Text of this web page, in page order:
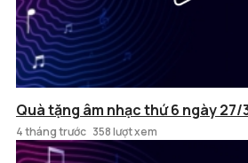
Quà tặng âm nhạc thứ 6 ngày
4 tháng trước 358 lượt xem